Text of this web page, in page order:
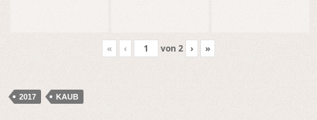
« ‹ von 2 › »
2017 KAUB